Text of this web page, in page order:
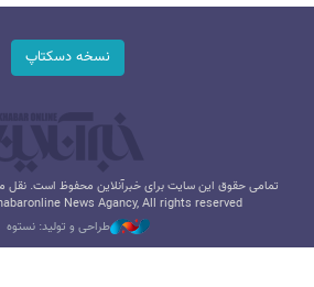
نسخه دسکتاپ
تمامی حقوق این سایت برای خبرآنلاین محفوظ است. نقل
News Agancy, All rights reserved
طراحی و تولید: نستوه